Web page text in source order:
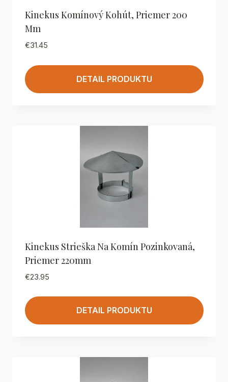
Kinekus Komínový Kohút, Priemer 200
Mm
€31.45
DETAIL PRODUKTU
Kinekus Strieška Na Komín Pozinkovaná,
Priemer 220mm
€23.95
DETAIL PRODUKTU